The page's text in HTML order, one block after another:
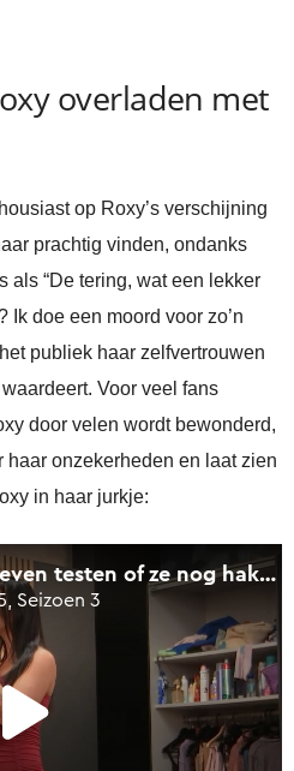
overladen met
op Roxy’s verschijning
prachtig vinden, ondanks
als “De tering, wat een lekker
Ik doe een moord voor zo’n
publiek haar zelfvertrouwen
Voor veel fans
door velen wordt bewonderd,
haar onzekerheden en laat zien
in haar jurkje: